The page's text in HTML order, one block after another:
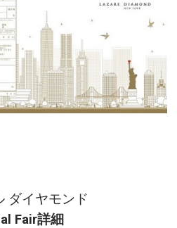
ダイヤモンド
Fair詳細